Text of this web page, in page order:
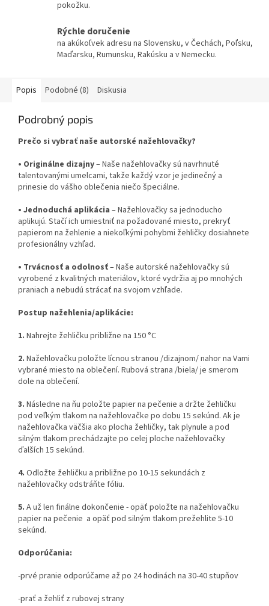
pokožku.
Rýchle doručenie
na akúkoľvek adresu na Slovensku, v Čechách, Poľsku,
Maďarsku, Rumunsku, Rakúsku a v Nemecku.
Popis Podobné (8) Diskusia
Podrobný popis
Prečo si vybrať naše autorské nažehlovačky?
• Originálne dizajny– Naše nažehlovačky sú navrhnuté
talentovanými umelcami, takže každý vzor je jedinečný a
prinesie do vášho oblečenia niečo špeciálne.
• Jednoduchá aplikácia – Nažehlovačky sa jednoducho
aplikujú. Stačí ich umiestniť na požadované miesto, prekryť
papierom na žehlenie a niekoľkými pohybmi žehličky dosiahnete
profesionálny vzhľad.
• Trvácnosť a odolnosť– Naše autorské nažehlovačky sú
vyrobené z kvalitných materiálov, ktoré vydržia aj po mnohých
praniach a nebudú strácať na svojom vzhľade.
Postup nažehlenia/aplikácie:
1. Nahrejte žehličku približne na 150 °C
2. Nažehlovačku položte lícnou stranou /dizajnom/ nahor na Vami
vybrané miesto na oblečení. Rubová strana /biela/ je smerom
dole na oblečení.
3. Následne na ňu položte papier na pečenie a držte žehličku
pod veľkým tlakom na nažehlovačke po dobu 15 sekúnd. Ak je
nažehlovačka väčšia ako plocha žehličky, tak plynule a pod
silným tlakom prechádzajte po celej ploche nažehlovačky
ďalších 15 sekúnd.
4. Odložte žehličku a približne po 10-15 sekundách z
nažehlovačky odstráňte fóliu.
5. A už len finálne dokončenie - opäť položte na nažehlovačku
papier na pečenie a opäť pod silným tlakom prežehlite 5-10
sekúnd.
Odporúčania:
-prvé pranie odporúčame až po 24 hodinách na 30-40 stupňov
-prať a žehliť z rubovej strany